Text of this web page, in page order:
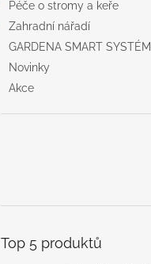
Péče o stromy a keře
Zahradní nářadí
GARDENA SMART SYSTÉM
Novinky
Akce
Top 5 produktů